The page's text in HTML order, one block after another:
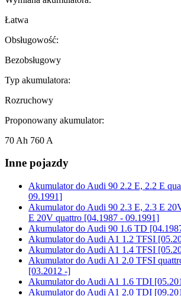
Łatwa
Obsługowość:
Bezobsługowy
Typ akumulatora:
Rozruchowy
Proponowany akumulator:
70 Ah 760 A
Inne pojazdy
Akumulator do Audi 90 2.2 E, 2.2 E
09.1991]
Akumulator do Audi 90 2.3 E, 2.3 E
E 20V quattro [04.1987 - 09.1991]
Akumulator do Audi 90 1.6 TD
Akumulator do Audi A1 1.2 TFSI
Akumulator do Audi A1 1.4 TFSI
Akumulator do Audi A1 2.0 TFSI
[03.2012 -]
Akumulator do Audi A1 1.6 TDI
Akumulator do Audi A1 2.0 TDI